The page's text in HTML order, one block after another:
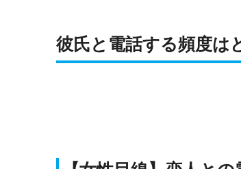
彼氏と電話する頻度は